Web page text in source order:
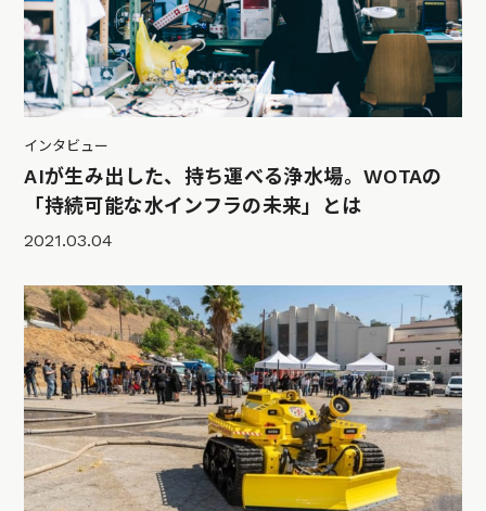
インタビュー
AIが生み出した、持ち運べる浄水場。WOTAの
「持続可能な水インフラの未来」とは
2021.03.04